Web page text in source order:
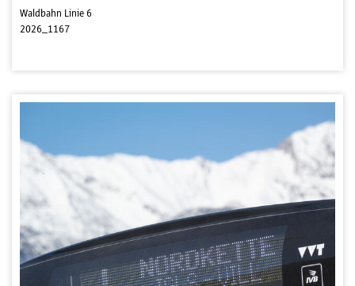
Waldbahn Linie 6
2026_1167